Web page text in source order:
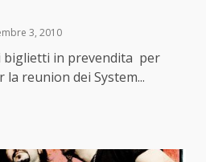
3, 2010
biglietti in prevendita per
la reunion dei System...